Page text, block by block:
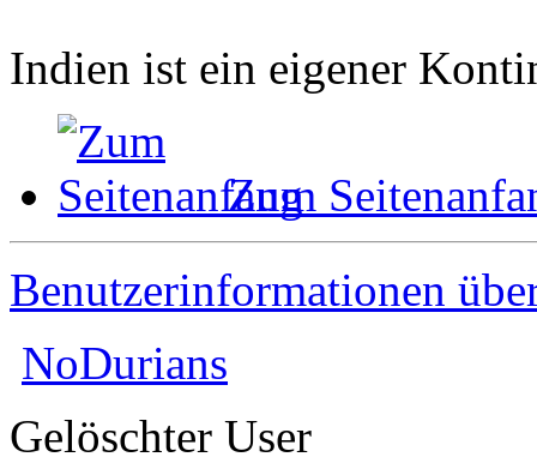
Indien ist ein eigener
Zum
Benutzerinformationen
NoDurians
Gelöschter User